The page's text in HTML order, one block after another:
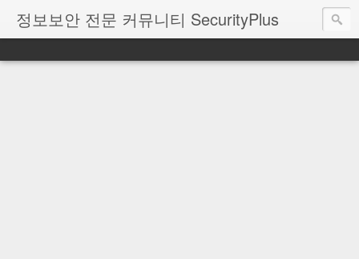
정보보안 전문 커뮤니티 SecurityPlus